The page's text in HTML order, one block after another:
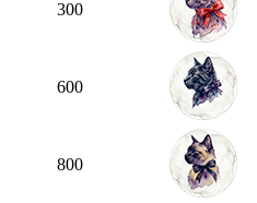
300
600
800